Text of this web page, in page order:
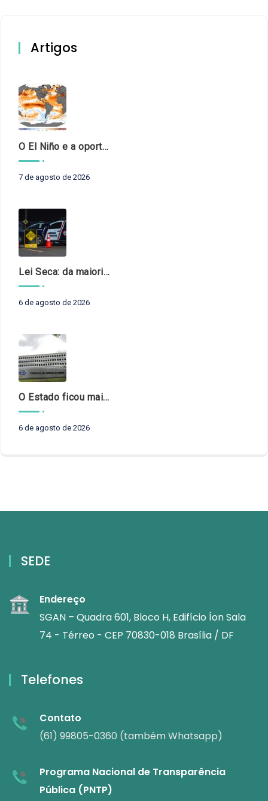
Artigos
O El Niño e a oportunidade de fortalecer o controle externo das políticas climáticas
7 de agosto de 2026
Lei Seca: da maioridade à maturidade
6 de agosto de 2026
O Estado ficou mais complexo. O controle precisa acompanhar
6 de agosto de 2026
SEDE
Endereço
SGAN – Quadra 601, Bloco H, Edifício Íon Sala
74 - Térreo - CEP 70830-018 Brasília / DF
Telefones
Contato
(61) 99805-0360 (também Whatsapp)
Programa Nacional de Transparência
Pública (PNTP)